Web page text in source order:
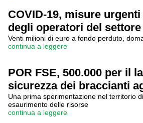
COVID-19, misure
degli operatori del
Venti milioni di euro a fondo perduto,
continua a leggere
POR FSE, 500.000 per il
sicurezza dei braccianti
Una prima sperimentazione nel territorio
esaurimento delle risorse
continua a leggere